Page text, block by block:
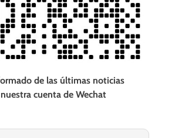
de las últimas noticias
cuenta de Wechat